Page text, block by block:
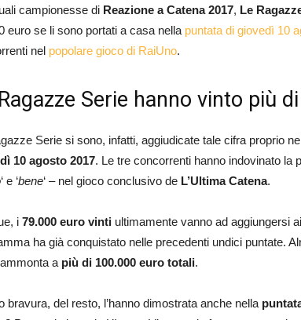
campionesse di Reazione a Catena 2017, Le
euro se li sono portati a casa nella puntata di giovedì 10
nel popolare gioco di RaiUno.
Serie hanno vinto più
Serie si sono, infatti, aggiudicate tale cifra proprio
10 agosto 2017. Le tre concorrenti hanno indovinato la
‘ e ‘bene‘ – nel gioco conclusivo de L’Ultima Catena.
i 79.000 euro vinti ultimamente vanno ad aggiungersi
ha già conquistato nelle precedenti undici puntate.
a più di 100.000 euro totali.
bravura, del resto, l’hanno dimostrata anche nella